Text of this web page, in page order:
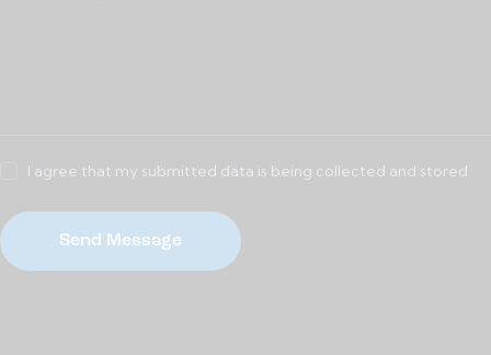
I agree that my submitted data is being collected and stored.
Send Message